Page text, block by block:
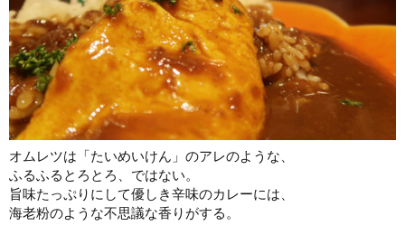
オムレツは「たいめいけん」のアレのような、
ふるふるとろとろ、ではない。
旨味たっぷりにして優しき辛味のカレーには、
海老粉のような不思議な香りがする。